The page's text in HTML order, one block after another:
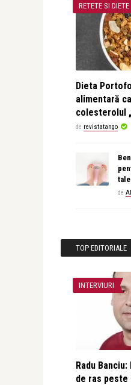
RETETE SI DIETE
Dieta
alimentară
colesterolul
de revistatango
tale
de
TOP EDITORIALE
INTERVIURI
Radu
de ras peste